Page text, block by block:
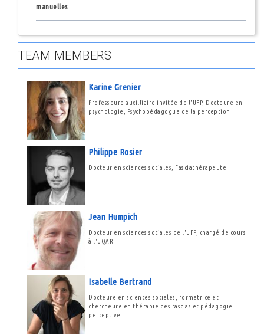
manuelles
TEAM MEMBERS
Karine Grenier
Professeure auxilliaire invitée de l'UFP, Docteure en
psychologie, Psychopédagogue de la perception
Philippe Rosier
Docteur en sciences sociales, Fasciathérapeute
Jean Humpich
Docteur en sciences sociales de l'UFP, chargé de cours
à l'UQAR
Isabelle Bertrand
Docteure en sciences sociales, formatrice et
chercheure en thérapie des fascias et pédagogie
perceptive